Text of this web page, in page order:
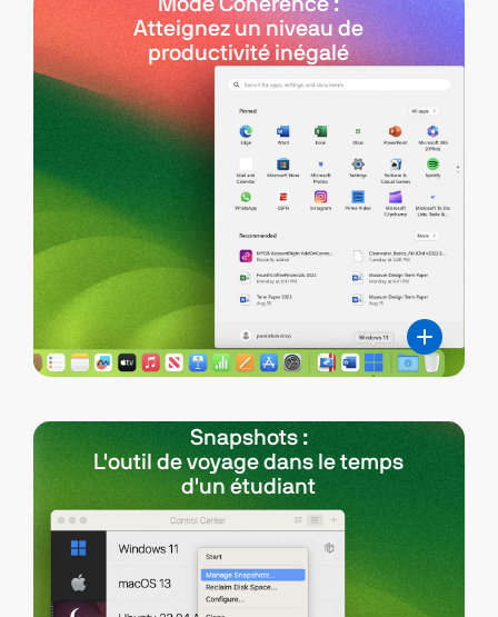
Atteignez un niveau de
productivité inégalé
Snapshots :
L'outil de voyage dans le temps
d'un étudiant